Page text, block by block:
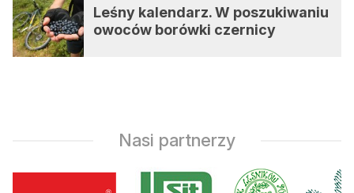
Leśny kalendarz. W poszukiwaniu
owoców borówki czernicy
Nasi partnerzy